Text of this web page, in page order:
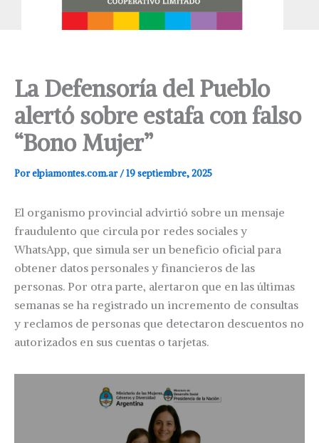
La Defensoría del Pueblo
alertó sobre estafa con falso
“Bono Mujer”
Porelpiamontes.com.ar/19 septiembre, 2025
El organismo provincial advirtió sobre un mensaje
fraudulento que circula por redes sociales y
WhatsApp, que simula ser un beneficio oficial para
obtener datos personales y financieros de las
personas. Por otra parte, alertaron que en las últimas
semanas se ha registrado un incremento de consultas
y reclamos de personas que detectaron descuentos no
autorizados en sus cuentas o tarjetas.